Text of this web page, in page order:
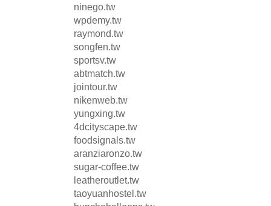
ninego.tw
wpdemy.tw
raymond.tw
songfen.tw
sportsv.tw
abtmatch.tw
jointour.tw
nikenweb.tw
yungxing.tw
4dcityscape.tw
foodsignals.tw
aranziaronzo.tw
sugar-coffee.tw
leatheroutlet.tw
taoyuanhostel.tw